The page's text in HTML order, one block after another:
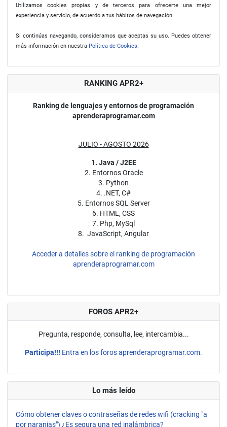
Utilizamos cookies propias y de terceros para ofrecerte una mejor
experiencia y servicio, de acuerdo a tus hábitos de navegación.
Si continúas navegando, consideramos que aceptas su uso. Puedes obtener
más información en nuestra Política de Cookies.
RANKING APR2+
Ranking de lenguajes y entornos de programación
aprenderaprogramar.com
JULIO - AGOSTO 2026
1. Java / J2EE
2. Entornos Oracle
3. Python
4. .NET, C#
5. Entornos SQL Server
6. HTML, CSS
7. Php, MySql
8. JavaScript, Angular
Acceder a detalles sobre el ranking de programación
aprenderaprogramar.com
FOROS APR2+
Pregunta, responde, consulta, lee, intercambia...
Participa!!! Entra en los foros aprenderaprogramar.com.
Lo más leído
Cómo obtener claves o contraseñas de redes wifi (cracking "a
por naranjas") ¿Es segura una red inalámbrica?